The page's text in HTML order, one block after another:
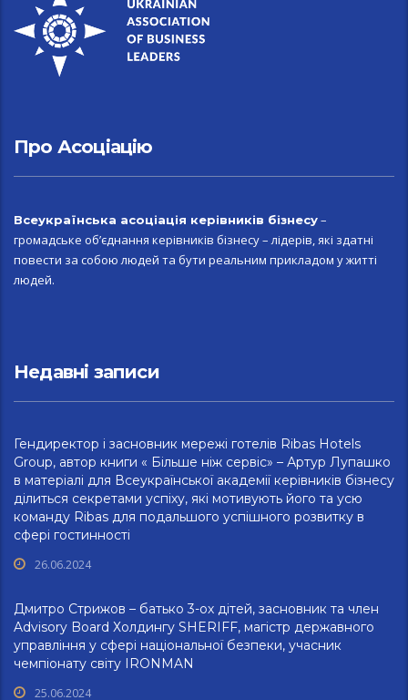
Про Асоціацію
Всеукраїнська асоціація керівників бізнесу–
громадське об’єднання керівників бізнесу – лідерів, які здатні
повести за собою людей та бути реальним прикладом у житті
людей.
Недавні записи
Гендиректор і засновник мережі готелів Ribas Hotels
Group, автор книги « Більше ніж сервіс» – Артур Лупашко
в матеріалі для Всеукраїнської академії керівників бізнесу
ділиться секретами успіху, які мотивують його та усю
команду Ribas для подальшого успішного розвитку в
сфері гостинності
26.06.2024
Дмитро Стрижов – батько 3-ох дітей, засновник та член
Advisory Board Холдингу SHERIFF, магістр державного
управління у сфері національної безпеки, учасник
чемпіонату світу IRONMAN
25.06.2024